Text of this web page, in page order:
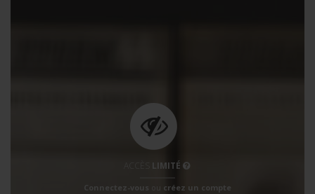
LIMITÉ
Connectez-vous ou créez un compte